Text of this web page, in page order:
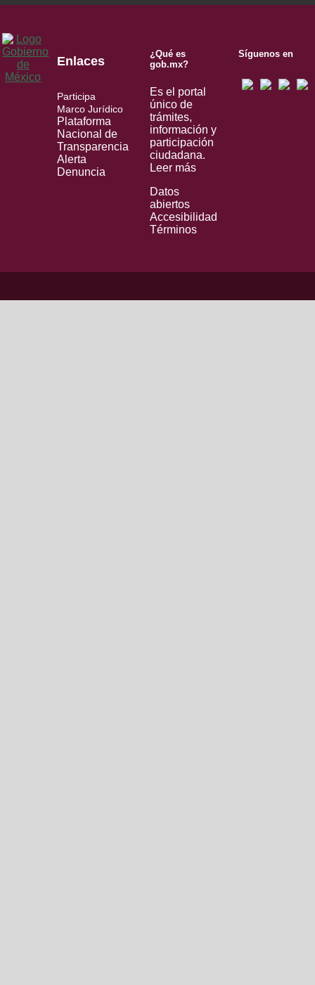
Enlaces
Participa
Marco Jurídico
Plataforma
Nacional de
Transparencia
Alerta
Denuncia
¿Qué es
gob.mx?
Es el portal
único de
trámites,
información y
participación
ciudadana.
Leer más
Datos
abiertos
Accesibilidad
Términos
Síguenos en